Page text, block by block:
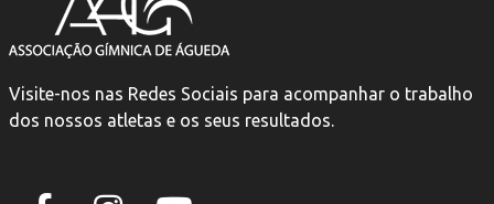
Visite-nos nas Redes Sociais para acompanhar o trabalho
dos nossos atletas e os seus resultados.